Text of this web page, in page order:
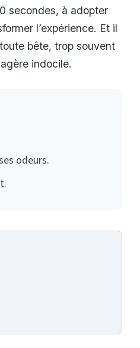
secondes, à adopter
l’expérience. Et il
bête, trop souvent
indocile.
odeurs.